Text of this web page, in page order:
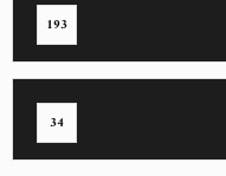
193
34